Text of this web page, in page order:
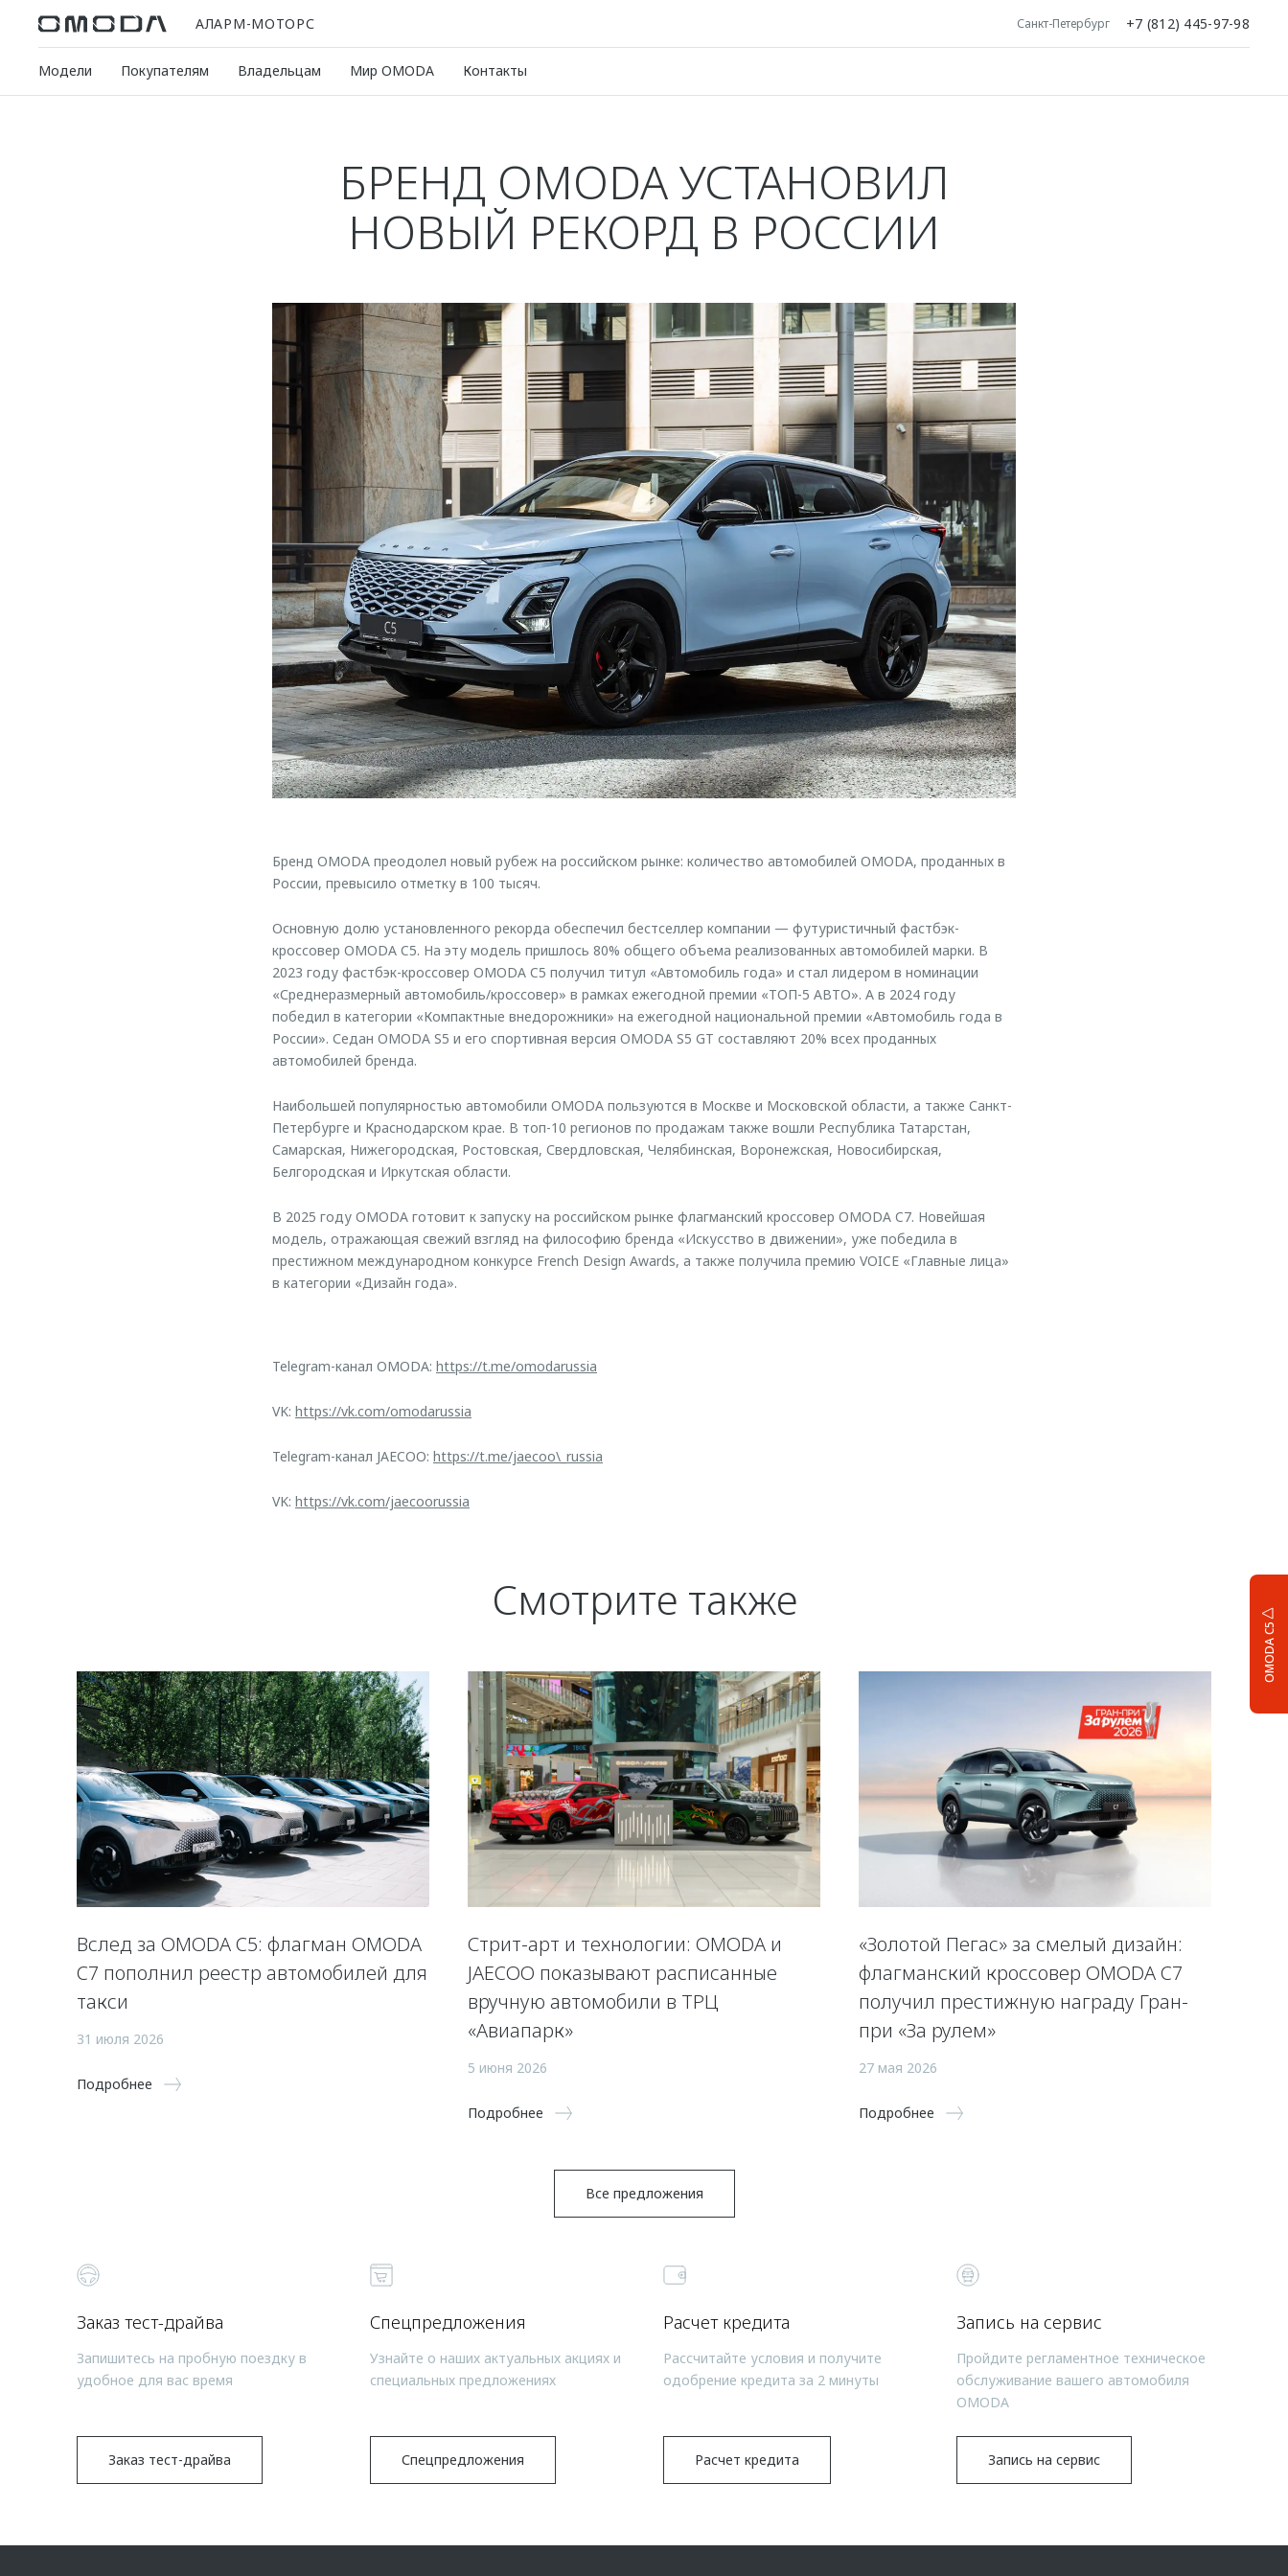
АЛАРМ-МОТОРС Санкт-Петербург +7 (812) 445-97-98
Модели Покупателям Владельцам Мир OMODA Контакты
OMODA C5
БРЕНД OMODA УСТАНОВИЛ
НОВЫЙ РЕКОРД В РОССИИ
Бренд OMODA преодолел новый рубеж на российском рынке: количество автомобилей OMODA, проданных в
России, превысило отметку в 100 тысяч.
Основную долю установленного рекорда обеспечил бестселлер компании — футуристичный фастбэк-
кроссовер OMODA C5. На эту модель пришлось 80% общего объема реализованных автомобилей марки. В
2023 году фастбэк-кроссовер OMODA C5 получил титул «Автомобиль года» и стал лидером в номинации
«Среднеразмерный автомобиль/кроссовер» в рамках ежегодной премии «ТОП-5 АВТО». А в 2024 году
победил в категории «Компактные внедорожники» на ежегодной национальной премии «Автомобиль года в
России». Седан OMODA S5 и его спортивная версия OMODA S5 GT составляют 20% всех проданных
автомобилей бренда.
Наибольшей популярностью автомобили OMODA пользуются в Москве и Московской области, а также Санкт-
Петербурге и Краснодарском крае. В топ-10 регионов по продажам также вошли Республика Татарстан,
Самарская, Нижегородская, Ростовская, Свердловская, Челябинская, Воронежская, Новосибирская,
Белгородская и Иркутская области.
В 2025 году OMODA готовит к запуску на российском рынке флагманский кроссовер OMODA C7. Новейшая
модель, отражающая свежий взгляд на философию бренда «Искусство в движении», уже победила в
престижном международном конкурсе French Design Awards, а также получила премию VOICE «Главные лица»
в категории «Дизайн года».
Telegram-канал OMODA: https://t.me/omodarussia
VK: https://vk.com/omodarussia
Telegram-канал JAECOO: https://t.me/jaecoo\_russia
VK: https://vk.com/jaecoorussia
Смотрите также
Вслед за OMODA C5: флагман OMODA
C7 пополнил реестр автомобилей для
такси
31 июля 2026
Подробнее
Стрит-арт и технологии: OMODA и
JAECOO показывают расписанные
вручную автомобили в ТРЦ
«Авиапарк»
5 июня 2026
Подробнее
«Золотой Пегас» за смелый дизайн:
флагманский кроссовер OMODA C7
получил престижную награду Гран-
при «За рулем»
27 мая 2026
Подробнее
Все предложения
Заказ тест-драйва
Запишитесь на пробную поездку в
удобное для вас время
Заказ тест-драйва
Спецпредложения
Узнайте о наших актуальных акциях и
специальных предложениях
Спецпредложения
Расчет кредита
Рассчитайте условия и получите
одобрение кредита за 2 минуты
Расчет кредита
Запись на сервис
Пройдите регламентное техническое
обслуживание вашего автомобиля
OMODA
Запись на сервис